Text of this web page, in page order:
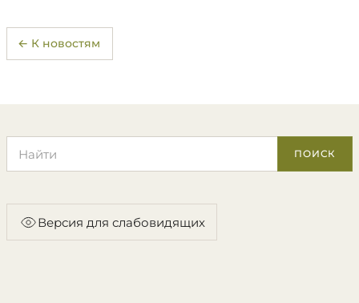
← К новостям
ПОИСК
Версия для слабовидящих